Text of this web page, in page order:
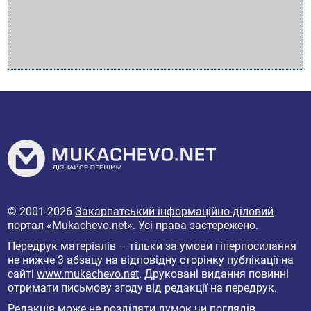
© 2001-2026Закарпатський інформаційно-діловий
портал «Mukachevo.net». Усі права застережено.
Передрук матеріалів – тільки за умови гіперпосилання
не нижче 3 абзацу на відповідну сторінку публікації на
сайтіwww.mukachevo.net. Друковані видання повинні
отримати письмову згоду від редакції на передрук.